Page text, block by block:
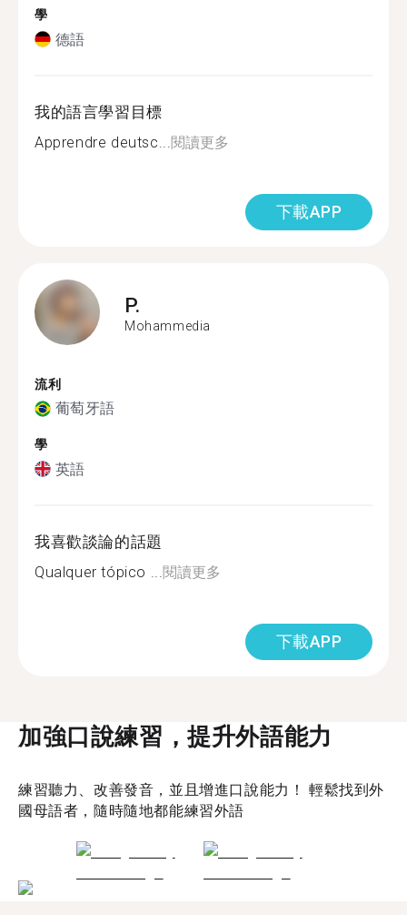
學
德語
我的語言學習目標
Apprendre deutsc... 閱讀更多
下載APP
P.
Mohammedia
流利
葡萄牙語
學
英語
我喜歡談論的話題
Qualquer tópico ... 閱讀更多
下載APP
加強口說練習，提升外語能力
練習聽力、改善發音，並且增進口說能力！ 輕鬆找到外
國母語者，隨時隨地都能練習外語